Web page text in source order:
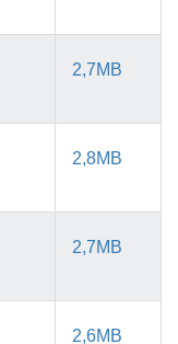
2,7MB
2,8MB
2,7MB
2,6MB